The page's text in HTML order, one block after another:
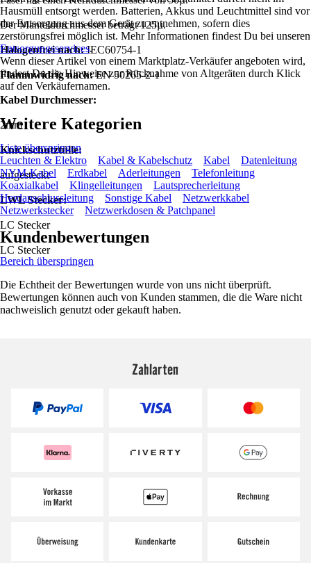
Der Manteldurchmesser beträgt 125µ.
Halogenfrei nach:IEC60754-1
Flammwidrig nach:EN 50265-2-1
Kabel Durchmesser:
2mm
Knickschutztülle:
aufgesteckt
LWL Stecker:
LC Stecker
LC Stecker
Hausmüll entsorgt werden. Batterien, Akkus und Leuchtmittel sind vor
der Entsorgung aus dem Gerät zu entnehmen, sofern dies
zerstörungsfrei möglich ist. Mehr Informationen findest Du bei unseren
Entsorgungsservices.
Wenn dieser Artikel von einem Marktplatz-Verkäufer angeboten wird,
findest Du die Hinweise zur Rücknahme von Altgeräten durch Klick
auf den Verkäufernamen.
Weitere Kategorien
Liste überspringen
Leuchten & Elektro
Kabel & Kabelschutz Kabel
Datenleitung
NYM-Kabel
Erdkabel Aderleitungen
Telefonleitung
Koaxialkabel
Klingelleitungen
Lautsprecherleitung
Herdanschlussleitung
Sonstige Kabel
Netzwerkkabel
Netzwerkstecker
Netzwerkdosen & Patchpanel
Kundenbewertungen
Bereich überspringen
Die Echtheit der Bewertungen wurde von uns nicht überprüft.
Bewertungen können auch von Kunden stammen, die die Ware nicht
nachweislich genutzt oder gekauft haben.
Zahlarten